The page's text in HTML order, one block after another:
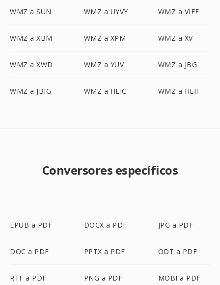
WMZ a SUN WMZ a UYVY WMZ a VIFF
WMZ a XBM WMZ a XPM WMZ a XV
WMZ a XWD WMZ a YUV WMZ a JBG
WMZ a JBIG WMZ a HEIC WMZ a HEIF
Conversores específicos
EPUB a PDF DOCX a PDF JPG a PDF
DOC a PDF PPTX a PDF ODT a PDF
RTF a PDF PNG a PDF MOBI a PDF